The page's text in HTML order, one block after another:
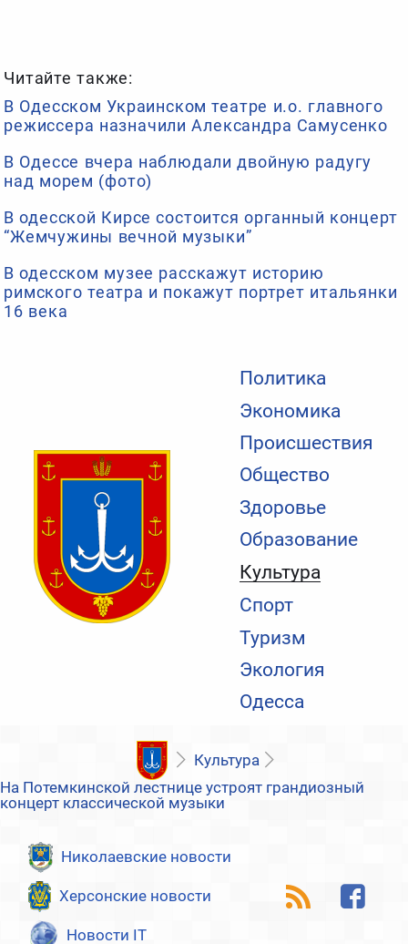
Политика
Экономика
Происшествия
Общество
Здоровье
Образование
Культура
Спорт
Туризм
Экология
Одесса
Читайте также:
В Одесском Украинском театре и.о. главного
режиссера назначили Александра Самусенко
В Одессе вчера наблюдали двойную радугу
над морем (фото)
В одесской Кирсе состоится органный концерт
“Жемчужины вечной музыки”
В одесском музее расскажут историю
римского театра и покажут портрет итальянки
16 века
Культура
На Потемкинской лестнице устроят грандиозный
концерт классической музыки
Николаевские новости
Херсонские новости
Новости IT